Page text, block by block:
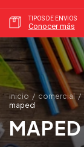
TIPOS DE ENVIOS
Conocer más
inicio / comercial /
maped
MAPED